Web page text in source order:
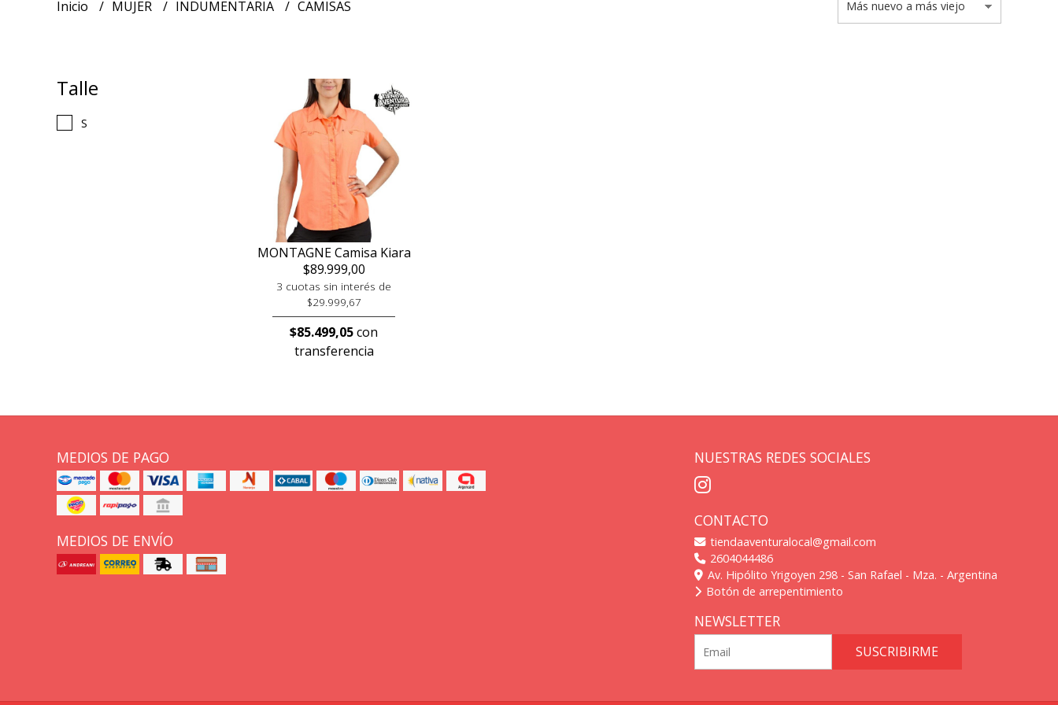
Inicio MUJER INDUMENTARIA CAMISAS
Talle
S
MONTAGNE Camisa Kiara
$89.999,00
3 cuotas sin interés de
$29.999,67
$85.499,05con
transferencia
MEDIOS DE PAGO
MEDIOS DE ENVÍO
NUESTRAS REDES SOCIALES
CONTACTO
tiendaaventuralocal@gmail.com
2604044486
Av. Hipólito Yrigoyen 298 - San Rafael - Mza. - Argentina
Botón de arrepentimiento
NEWSLETTER
SUSCRIBIRME